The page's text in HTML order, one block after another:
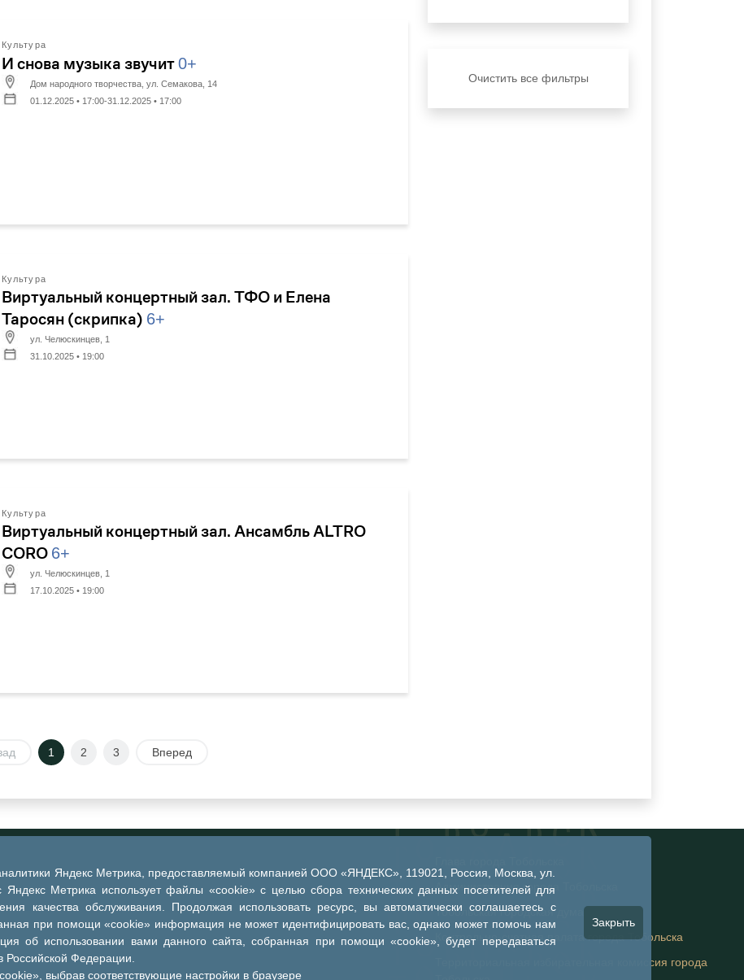
Яндекс Метрика, предоставляемый компанией ООО «ЯНДЕКС», 119021, Россия, Москва, ул.
Метрика использует файлы «cookie» с целью сбора технических данных посетителей для
качества обслуживания. Продолжая использовать ресурс, вы автоматически соглашаетесь с
при помощи «cookie» информация не может идентифицировать вас, однако может помочь нам
об использовании вами данного сайта, собранная при помощи «cookie», будет передаваться
Российской Федерации.
выбрав соответствующие настройки в браузере
Закрыть
Культура
И снова музыка звучит0+
Дом народного творчества, ул. Семакова, 14
01.12.2025 • 17:00-31.12.2025 • 17:00
Культура
Виртуальный концертный зал. ТФО и Елена
Таросян (скрипка) 6+
ул. Челюскинцев, 1
31.10.2025 • 19:00
Культура
Виртуальный концертный зал. Ансамбль ALTRO
CORO 6+
ул. Челюскинцев, 1
17.10.2025 • 19:00
1 2 3 Вперед
Очистить все фильтры
Администрация города Тобольска
Тобольская городская дума
Контрольно-счетная палата города Тобольска
Территориальная избирательная комиссия города